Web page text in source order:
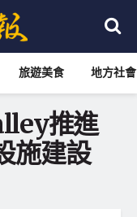
旅遊美食 地方社會
推進
施建設